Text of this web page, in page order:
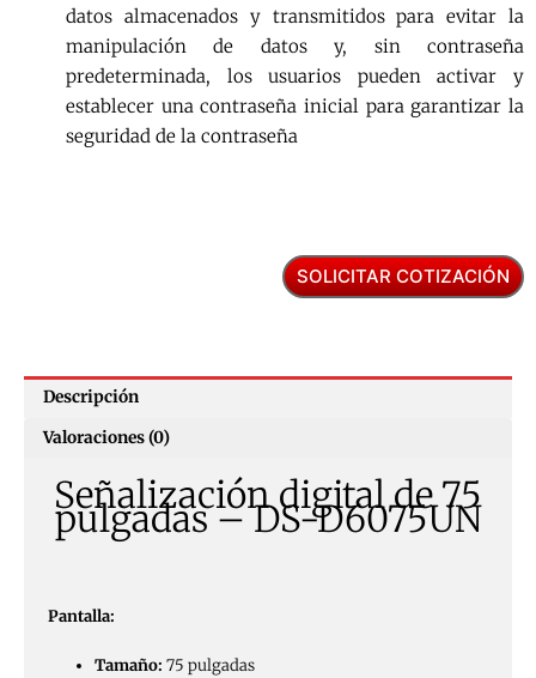
datos almacenados y transmitidos para evitar la
manipulación de datos y, sin contraseña
predeterminada, los usuarios pueden activar y
establecer una contraseña inicial para garantizar la
seguridad de la contraseña
SOLICITAR COTIZACIÓN
Descripción
Valoraciones (0)
Señalización digital de 75
pulgadas – DS-D6075UN
Pantalla:
Tamaño: 75 pulgadas